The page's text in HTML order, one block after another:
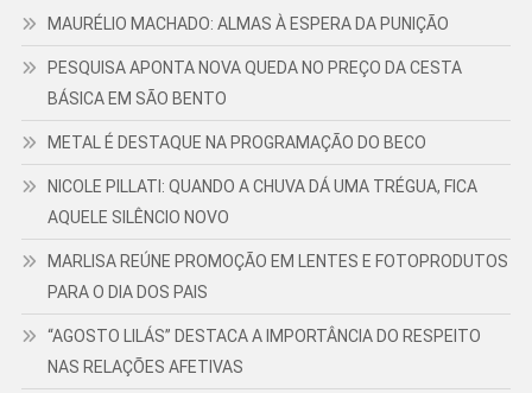
MAURÉLIO MACHADO: ALMAS À ESPERA DA PUNIÇÃO
PESQUISA APONTA NOVA QUEDA NO PREÇO DA CESTA
BÁSICA EM SÃO BENTO
METAL É DESTAQUE NA PROGRAMAÇÃO DO BECO
NICOLE PILLATI: QUANDO A CHUVA DÁ UMA TRÉGUA, FICA
AQUELE SILÊNCIO NOVO
MARLISA REÚNE PROMOÇÃO EM LENTES E FOTOPRODUTOS
PARA O DIA DOS PAIS
“AGOSTO LILÁS” DESTACA A IMPORTÂNCIA DO RESPEITO
NAS RELAÇÕES AFETIVAS